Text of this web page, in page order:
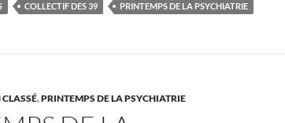
COLLECTIF DES 39 PRINTEMPS DE LA PSYCHIATRIE
,PRINTEMPS DE LA PSYCHIATRIE